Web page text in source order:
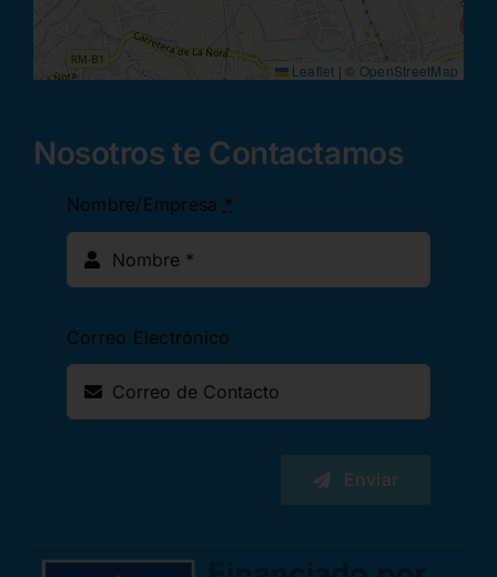
Leaflet | © OpenStreetMap
Nosotros te Contactamos
Nombre/Empresa *
Correo Electrónico
Enviar